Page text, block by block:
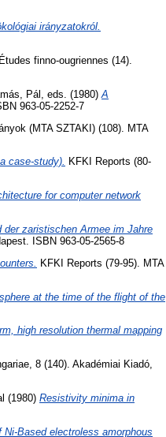
irányzatokról.
Études finno-ougriennes (14).
Pál , eds. (1980) A
963-05-2252-7
(MTA SZTAKI) (108). MTA
case-study). KFKI Reports (80-
for computer network
der zaristischen Armee im Jahre
ISBN 963-05-2565-8
KFKI Reports (79-95). MTA
at the time of the flight of the
high resolution thermal mapping
8 (140). Akadémiai Kiadó,
(1980) Resistivity minima in
Based electroless amorphous